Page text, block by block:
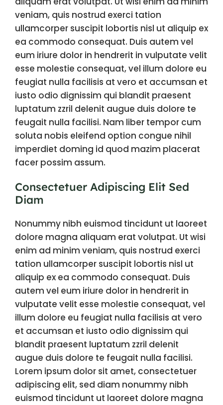
veniam, quis nostrud exerci tation
ullamcorper suscipit lobortis nisl ut aliquip ex
ea commodo consequat. Duis autem vel
eum iriure dolor in hendrerit in vulputate velit
esse molestie consequat, vel illum dolore eu
feugiat nulla facilisis at vero et accumsan et
iusto odio dignissim qui blandit praesent
luptatum zzril delenit augue duis dolore te
feugait nulla facilisi. Nam liber tempor cum
soluta nobis eleifend option congue nihil
imperdiet doming id quod mazim placerat
facer possim assum.
Consectetuer Adipiscing Elit Sed
Diam
Nonummy nibh euismod tincidunt ut laoreet
dolore magna aliquam erat volutpat. Ut wisi
enim ad minim veniam, quis nostrud exerci
tation ullamcorper suscipit lobortis nisl ut
aliquip ex ea commodo consequat. Duis
autem vel eum iriure dolor in hendrerit in
vulputate velit esse molestie consequat, vel
illum dolore eu feugiat nulla facilisis at vero
et accumsan et iusto odio dignissim qui
blandit praesent luptatum zzril delenit
augue duis dolore te feugait nulla facilisi.
Lorem ipsum dolor sit amet, consectetuer
adipiscing elit, sed diam nonummy nibh
euismod tincidunt ut laoreet dolore magna